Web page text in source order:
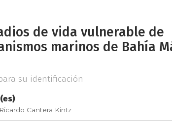
Artes
Ciencias Sociales
paz
Derecho
de vida vulnerable de
marinos de Bahía
su identificación
Cantera Kintz